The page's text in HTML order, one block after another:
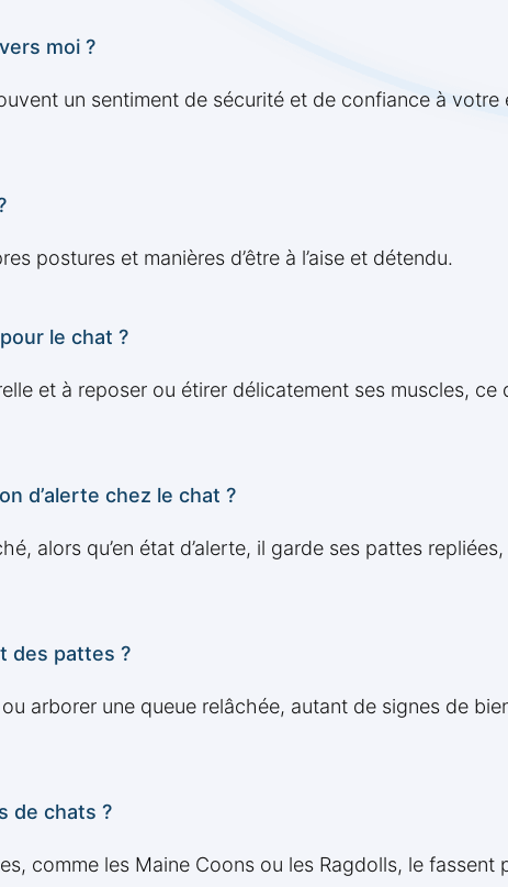
moi ?
un sentiment de sécurité et de confiance à votre
postures et manières d’être à l’aise et détendu.
le chat ?
et à reposer ou étirer délicatement ses muscles, ce
d’alerte chez le chat ?
alors qu’en état d’alerte, il garde ses pattes
des pattes ?
arborer une queue relâchée, autant de signes de
de chats ?
comme les Maine Coons ou les Ragdolls, le fassent